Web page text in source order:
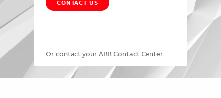
CONTACT US
Or contact your ABB Contact Center